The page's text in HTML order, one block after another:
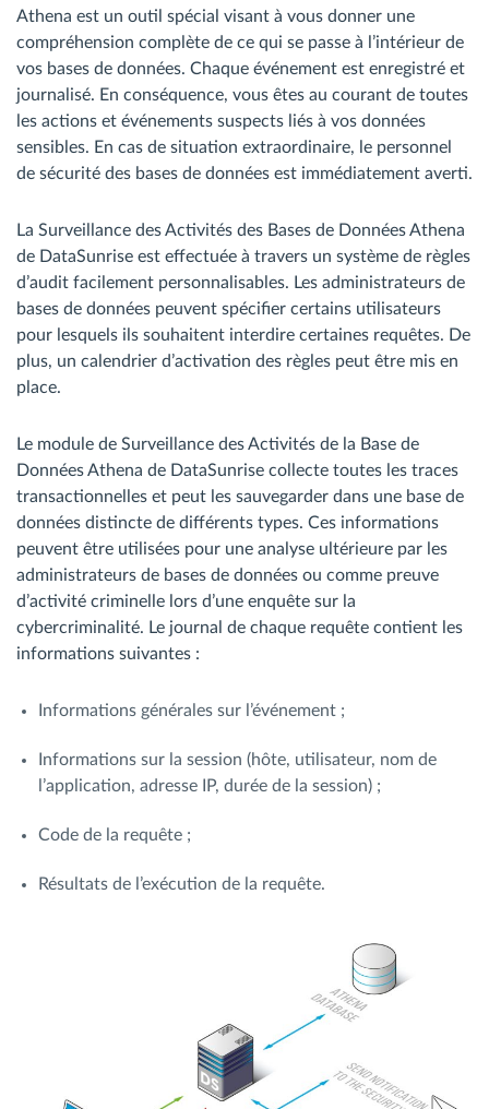
Athena est un outil spécial visant à vous donner une
compréhension complète de ce qui se passe à l’intérieur de
vos bases de données. Chaque événement est enregistré et
journalisé. En conséquence, vous êtes au courant de toutes
les actions et événements suspects liés à vos données
sensibles. En cas de situation extraordinaire, le personnel
de sécurité des bases de données est immédiatement averti.
La Surveillance des Activités des Bases de Données Athena
de DataSunrise est effectuée à travers un système de règles
d’audit facilement personnalisables. Les administrateurs de
bases de données peuvent spécifier certains utilisateurs
pour lesquels ils souhaitent interdire certaines requêtes. De
plus, un calendrier d’activation des règles peut être mis en
place.
Le module de Surveillance des Activités de la Base de
Données Athena de DataSunrise collecte toutes les traces
transactionnelles et peut les sauvegarder dans une base de
données distincte de différents types. Ces informations
peuvent être utilisées pour une analyse ultérieure par les
administrateurs de bases de données ou comme preuve
d’activité criminelle lors d’une enquête sur la
cybercriminalité. Le journal de chaque requête contient les
informations suivantes :
Informations générales sur l’événement ;
Informations sur la session (hôte, utilisateur, nom de
l’application, adresse IP, durée de la session) ;
Code de la requête ;
Résultats de l’exécution de la requête.